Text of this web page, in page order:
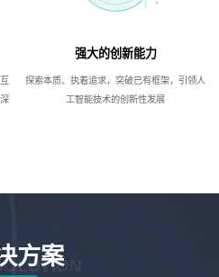
强大的创新能力
探索本质、执着追求，突破已有框架，引领人
工智能技术的创新性发展
方案